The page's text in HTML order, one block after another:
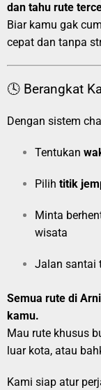
dan tahu rute
Biar kamu gak
cepat dan tanpa
🕓 Berangkat
Dengan sistem
Tentukan
Pilih titik
Minta
wisata
Jalan santai
Semua rute di
kamu.
Mau rute khusus
luar kota, atau
Kami siap atur